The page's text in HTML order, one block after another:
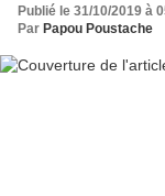
Publié le 31/10/2019 à
Par Papou Poustache